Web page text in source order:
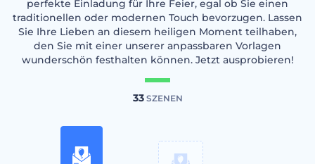
perfekte Einladung für Ihre Feier, egal ob Sie einen
traditionellen oder modernen Touch bevorzugen. Lassen
Sie Ihre Lieben an diesem heiligen Moment teilhaben,
den Sie mit einer unserer anpassbaren Vorlagen
wunderschön festhalten können. Jetzt ausprobieren!
33SZENEN